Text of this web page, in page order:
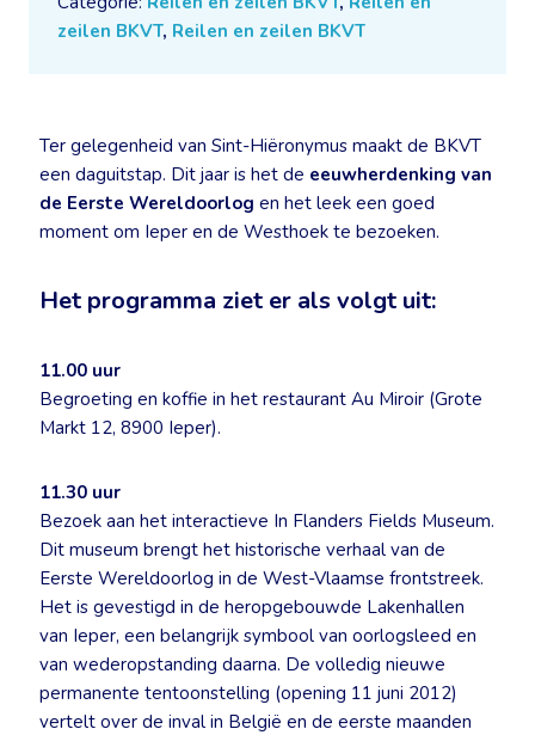
zeilen BKVT, Reilen en zeilen BKVT
Ter gelegenheid van Sint-Hiëronymus maakt de BKVT
een daguitstap. Dit jaar is het de eeuwherdenking van
de Eerste Wereldoorlog en het leek een goed
moment om Ieper en de Westhoek te bezoeken.
Het programma ziet er als volgt uit:
11.00 uur
Begroeting en koffie in het restaurant Au Miroir (Grote
Markt 12, 8900 Ieper).
11.30 uur
Bezoek aan het interactieve In Flanders Fields Museum.
Dit museum brengt het historische verhaal van de
Eerste Wereldoorlog in de West-Vlaamse frontstreek.
Het is gevestigd in de heropgebouwde Lakenhallen
van Ieper, een belangrijk symbool van oorlogsleed en
van wederopstanding daarna. De volledig nieuwe
permanente tentoonstelling (opening 11 juni 2012)
vertelt over de inval in België en de eerste maanden